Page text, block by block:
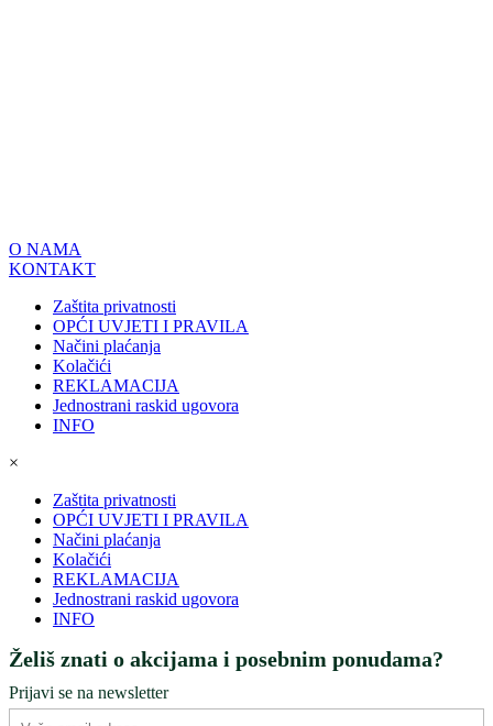
O NAMA
KONTAKT
Zaštita privatnosti
OPĆI UVJETI I PRAVILA
Načini plaćanja
Kolačići
REKLAMACIJA
Jednostrani raskid ugovora
INFO
×
Zaštita privatnosti
OPĆI UVJETI I PRAVILA
Načini plaćanja
Kolačići
REKLAMACIJA
Jednostrani raskid ugovora
INFO
Želiš znati o akcijama i posebnim ponudama?
Prijavi se na newsletter